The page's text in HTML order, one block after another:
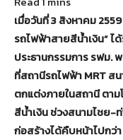
เมื่อวันที่ 3 สิงหาคม
รถไฟฟ้าสายสีน้ำเงิน”
ประธานกรรมการ รฟม
ที่สถานีรถไฟฟ้า MRT ส
ตกแต่งภายในสถานี ตา
สีน้ำเงิน ช่วงสนามไชย-
ก่อสร้างได้คืบหน้าไปกว่